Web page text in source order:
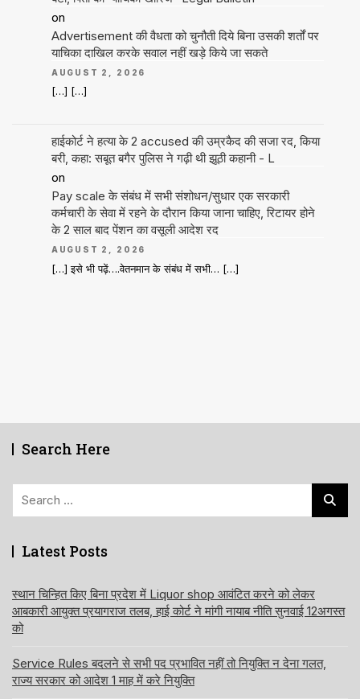
on
Advertisement की वैधता को चुनौती दिये बिना उसकी शर्तों पर
याचिका दाखिल करके सवाल नहीं खड़े किये जा सकते
AUGUST 2, 2026
[…] […]
हाईकोर्ट ने हत्या के 2 accused की उम्रकैद की सजा रद, किया
बरी, कहा: सबूत बगैर पुलिस ने गढ़ी थी झूठी कहानी - L
on
Pay scale के संबंध में सभी संशोधन/सुधार एक सरकारी
कर्मचारी के सेवा में रहने के दौरान किया जाना चाहिए, रिटायर होने
के 2 साल बाद पेंशन का वसूली आदेश रद
AUGUST 2, 2026
[…] इसे भी पढ़ें….वेतनमान के संबंध में सभी… […]
Search Here
Latest Posts
स्थान चिन्हित किए बिना प्रदेश में Liquor shop आवंटित करने को लेकर
आबकारी आयुक्त प्रयागराज तलब, हाई कोर्ट ने मांगी नायाब नीति सुनवाई 12अगस्त
को
Service Rules बदलने से सभी पद प्रभावित नहीं तो नियुक्ति न देना गलत,
राज्य सरकार को आदेश 1 माह में करे नियुक्ति